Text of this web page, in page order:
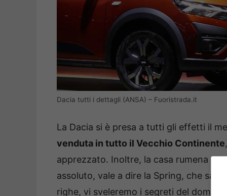
Dacia tutti i dettagli (ANSA) – Fuoristrada.it
La Dacia si è presa a tutti gli effetti il
venduta in tutto il Vecchio Continente
apprezzato. Inoltre, la casa rumena
assoluto, vale a dire la Spring, che
righe, vi sveleremo i segreti del